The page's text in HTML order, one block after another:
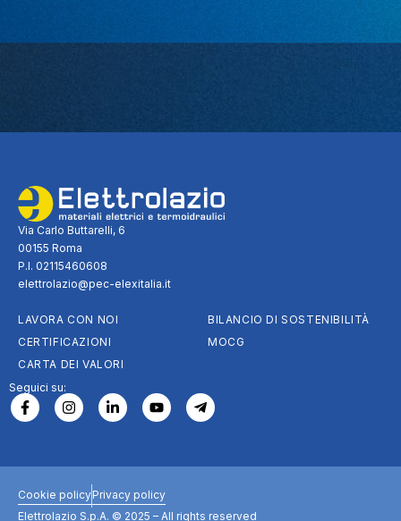
Via Carlo Buttarelli, 6
00155 Roma
P.I. 02115460608
elettrolazio@pec-elexitalia.it
LAVORA CON NOI
CERTIFICAZIONI
CARTA DEI VALORI
BILANCIO DI SOSTENIBILITÀ
MOCG
Seguici su:
Cookie policyPrivacy policy
Elettrolazio S.p.A. © 2025 – All rights reserved